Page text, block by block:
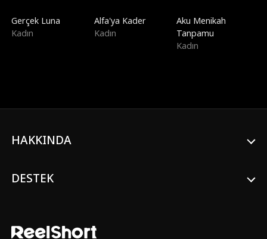
Gerçek Luna
Kadın
Alfa'ya Kader
Kadın
Aku Menikah
Tanpamu
Kadın
HAKKINDA
DESTEK